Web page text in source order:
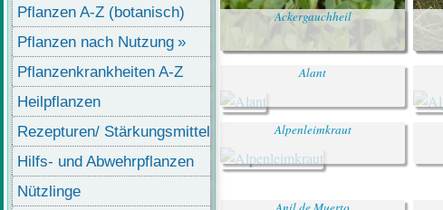
Ackergauchheil
Alant
Alpenleimkraut
Pflanzen A-Z (botanisch)
Pflanzen nach Nutzung
Pflanzenkrankheiten A-Z
Heilpflanzen
Rezepturen/ Stärkungsmittel
Hilfs- und Abwehrpflanzen
Nützlinge